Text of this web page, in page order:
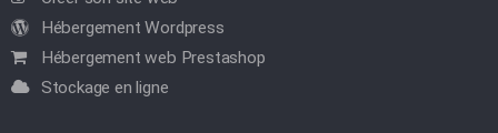
Hébergement Wordpress
Hébergement web Prestashop
Stockage en ligne